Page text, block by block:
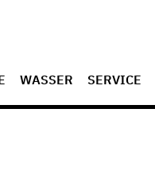
WASSER SERVICE